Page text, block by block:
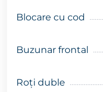
Blocare cu cod
Buzunar frontal
Roți duble